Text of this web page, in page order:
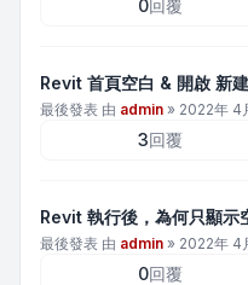
0回覆
Revit 首頁空白 & 開啟 新
最後發表 由 admin » 2022年 4
3回覆
Revit 執行後，為何只顯示
最後發表 由 admin » 2022年 4
0回覆